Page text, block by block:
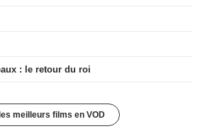
: le retour du roi
meilleurs films en VOD